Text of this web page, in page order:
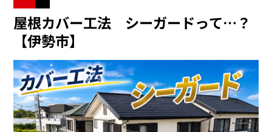
屋根カバー工法 シーガードって…？
【伊勢市】